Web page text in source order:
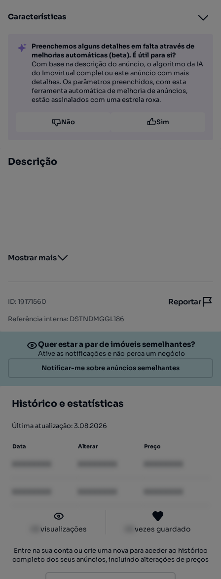
Características
Preenchemos alguns detalhes em falta através de
melhorias automáticas (beta). É útil para si?
Com base na descrição do anúncio, o algoritmo da IA
do Imovirtual completou este anúncio com mais
detalhes. Os parâmetros preenchidos, com esta
ferramenta automática de melhoria de anúncios,
estão assinalados com uma estrela roxa.
Não Sim
Descrição
Mostrar mais
ID:19171560 Reportar
Referência interna: DSTNDMGGL186
Quer estar a par de imóveis semelhantes?
Ative as notificações e não perca um negócio
Notificar-me sobre anúncios semelhantes
Histórico e estatísticas
Última atualização: 3.08.2026
Data Alterar Preço
visualizações vezes guardado
Entre na sua conta ou crie uma nova para aceder ao histórico
completo dos seus anúncios, incluindo alterações de preços